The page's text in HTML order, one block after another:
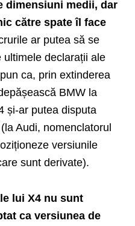
dimensiuni medii, dar
către spate îl face
ar putea să se
declarații ale
ca, prin extinderea
BMW la
și-ar putea disputa
Audi, nomenclatorul
versiunile
sunt derivate).
lui X4 nu sunt
ca versiunea de